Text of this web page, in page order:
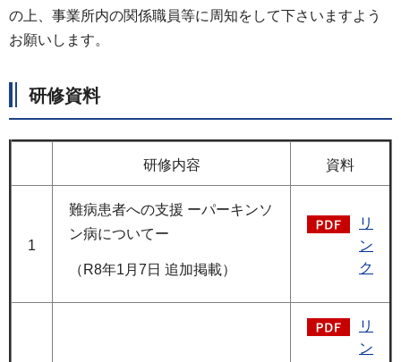
の上、事業所内の関係職員等に周知をして下さいますよう
お願いします。
研修資料
研修内容 資料
1
難病患者への支援 ーパーキンソ
ン病についてー
（R8年1月7日 追加掲載）
リ
ン
ク
リ
ン